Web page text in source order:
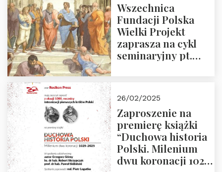
Wszechnica
Fundacji Polska
Wielki Projekt
zaprasza na cykl
seminaryjny pt.
26/02/2025
Zaproszenie na
premierę książki
“Duchowa historia
Polski. Milenium
dwu koronacji 1025-